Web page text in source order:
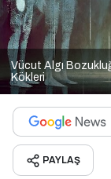
Vücut Algı
Kökleri
PAYLAŞ